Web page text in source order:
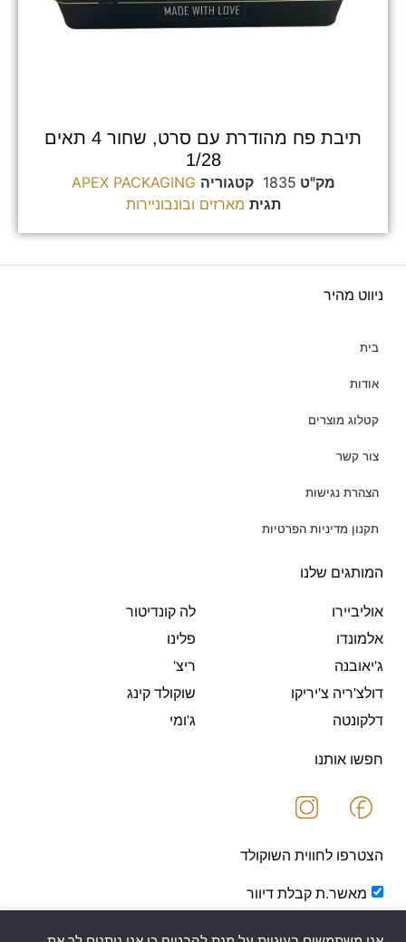
תיבת פח מהודרת עם סרט, שחור 4 תאים
1/28
מק"ט 1835 קטגוריה APEX PACKAGING
תגית מארזים ובונבוניירות
ניווט מהיר
בית
אודות
קטלוג מוצרים
צור קשר
הצהרת נגישות
תקנון מדיניות הפרטיות
המותגים שלנו
אוליביירו
אלמונדו
ג'יאובנה
דולצ'ריה צ'יריקו
דלקונטה
לה קונדיטור
פלינו
ריצ'
שוקולד קינג
ג'ומי
חפשו אותנו
הצטרפו לחווית השוקולד
מאשר.ת קבלת דיוור